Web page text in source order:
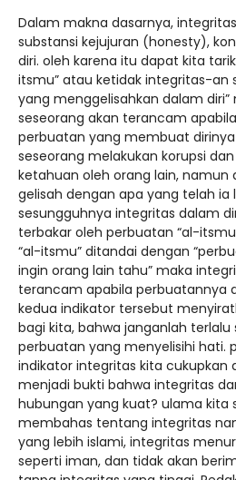
Dalam makna dasarnya,
substansi kejujuran (honesty),
diri. oleh karena itu dapat kita
itsmu” atau ketidak integritas-an
yang menggelisahkan dalam
seseorang akan terancam
perbuatan yang membuat
seseorang melakukan korupsi
ketahuan oleh orang lain, namun
gelisah dengan apa yang telah ia
sesungguhnya integritas dalam
terbakar oleh perbuatan “al-
“al-itsmu” ditandai dengan
ingin orang lain tahu” maka
terancam apabila perbuatannya
kedua indikator tersebut
bagi kita, bahwa janganlah terlalu
perbuatan yang menyelisihi hati.
indikator integritas kita cukupkan
menjadi bukti bahwa integritas
hubungan yang kuat? ulama kita
membahas tentang integritas
yang lebih islami, integritas
seperti iman, dan tidak akan